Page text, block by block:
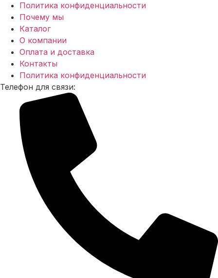
Политика конфиденциальности
Почему мы
Каталог
О компании
Оплата и доставка
Контакты
Политика конфиденциальности
Телефон для связи: